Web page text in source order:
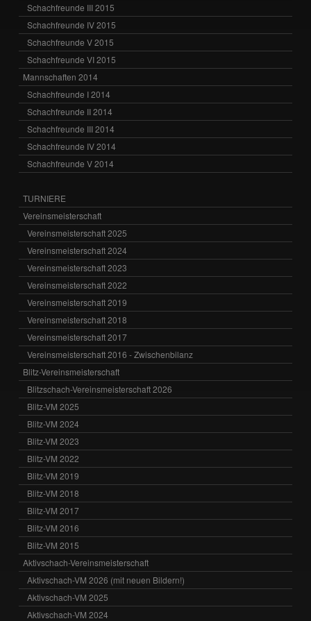
Schachfreunde III 2015
Schachfreunde IV 2015
Schachfreunde V 2015
Schachfreunde VI 2015
Mannschaften 2014
Schachfreunde I 2014
Schachfreunde II 2014
Schachfreunde III 2014
Schachfreunde IV 2014
Schachfreunde V 2014
TURNIERE
Vereinsmeisterschaft
Vereinsmeisterschaft 2025
Vereinsmeisterschaft 2024
Vereinsmeisterschaft 2023
Vereinsmeisterschaft 2022
Vereinsmeisterschaft 2019
Vereinsmeisterschaft 2018
Vereinsmeisterschaft 2017
Vereinsmeisterschaft 2016 - Zwischenbilanz
Blitz-Vereinsmeisterschaft
Blitzschach-Vereinsmeisterschaft 2026
Blitz-VM 2025
Blitz-VM 2024
Blitz-VM 2023
Blitz-VM 2022
Blitz-VM 2019
Blitz-VM 2018
Blitz-VM 2017
Blitz-VM 2016
Blitz-VM 2015
Aktivschach-Vereinsmeisterschaft
Aktivschach-VM 2026 (mit neuen Bildern!)
Aktivschach-VM 2025
Aktivschach-VM 2024